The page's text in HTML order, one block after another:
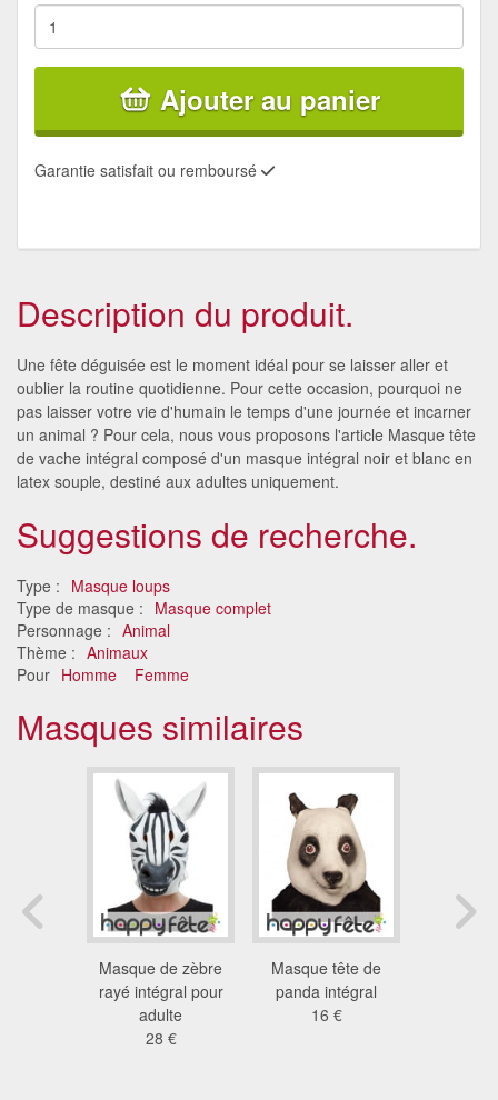
Ajouter au panier
Garantie satisfait ou remboursé
Description du produit.
Une fête déguisée est le moment idéal pour se laisser aller et
oublier la routine quotidienne. Pour cette occasion, pourquoi ne
pas laisser votre vie d'humain le temps d'une journée et incarner
un animal ? Pour cela, nous vous proposons l'article Masque tête
de vache intégral composé d'un masque intégral noir et blanc en
latex souple, destiné aux adultes uniquement.
Suggestions de recherche.
Type : Masque loups
Type de masque : Masque complet
Personnage : Animal
Thème : Animaux
Pour Homme Femme
Masques similaires
Masque de zèbre
rayé intégral pour
adulte
28 €
Masque tête de
panda intégral
16 €